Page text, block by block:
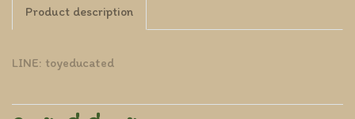
Product description
LINE: toyeducated